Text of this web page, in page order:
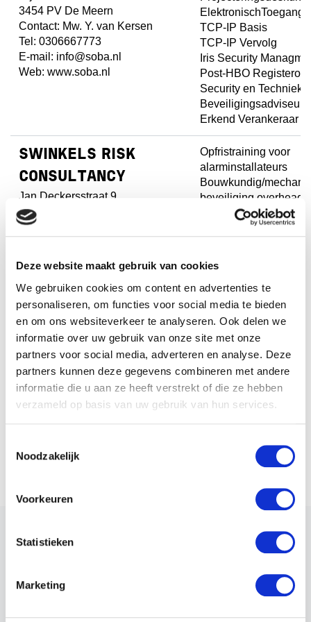
Deze website maakt gebruik van cookies
We gebruiken cookies om content en advertenties te
personaliseren, om functies voor social media te bieden
en om ons websiteverkeer te analyseren. Ook delen we
informatie over uw gebruik van onze site met onze
partners voor social media, adverteren en analyse. Deze
partners kunnen deze gegevens combineren met andere
informatie die u aan ze heeft verstrekt of die ze hebben
verzameld op basis van uw gebruik van hun services.
Noodzakelijk
Voorkeuren
Statistieken
Marketing
3454 PV De Meern
Contact: Mw. Y. van Kersen
Tel: 0306667773
E-mail: info@soba.nl
Web: www.soba.nl
TCP-IP Basis
TCP-IP Vervolg
Iris Security
Post-HBO
Security en Techniek
Beveiligingsadviseur
Erkend Verankeraar
SWINKELS RISK
CONSULTANCY
Jan Deckersstraat 9
5759 PT Helenaveen
Tel: 06-54375645
Web:www.swinkelsbeveiliging.nl
Opfristraining voor
alarminstallateurs
Bouwkundig/
beveiliging
Opfris Projectering
VAN DUSSELDORP
TRAINING
Bongerd 17
3344 DA Hendrik Ido Ambacht
Tel: 06-53721271
E-mail: info@vandusseldorp-
training.nl
CCTV/VSS
Installatiedeskundige
CCTV/VSS
Mistgeneratoren
Toegangscontrole
Reglement register